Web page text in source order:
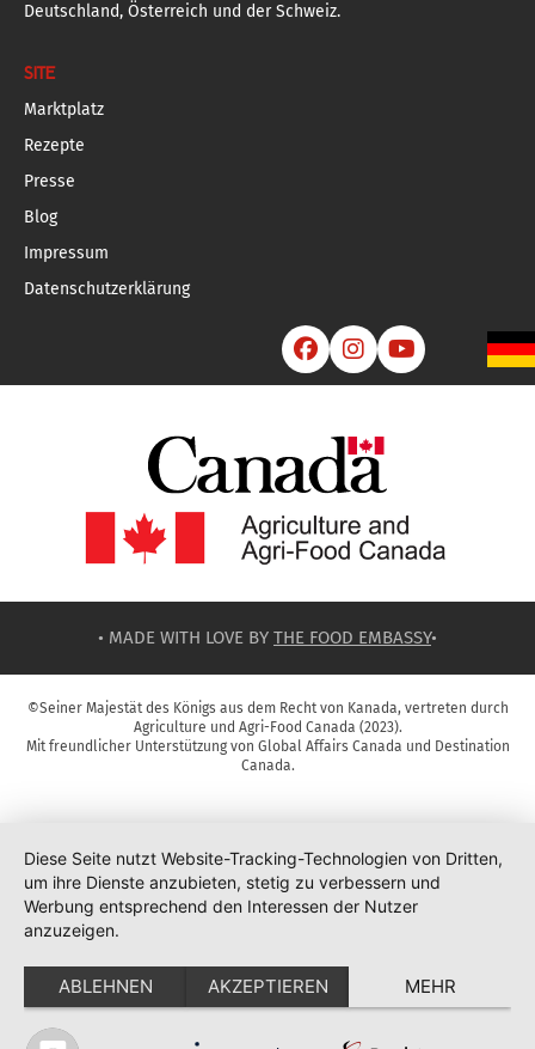
Deutschland, Österreich und der Schweiz.
SITE
Marktplatz
Rezepte
Presse
Blog
Impressum
Datenschutzerklärung
  
• MADE WITH LOVE BY THE FOOD EMBASSY•
©Seiner Majestät des Königs aus dem Recht von Kanada, vertreten durch
Agriculture und Agri-Food Canada (2023).
Mit freundlicher Unterstützung von Global Affairs Canada und Destination
Canada.
Diese Seite nutzt Website-Tracking-Technologien von Dritten,
um ihre Dienste anzubieten, stetig zu verbessern und
Werbung entsprechend den Interessen der Nutzer
anzuzeigen.
ABLEHNEN AKZEPTIEREN MEHR